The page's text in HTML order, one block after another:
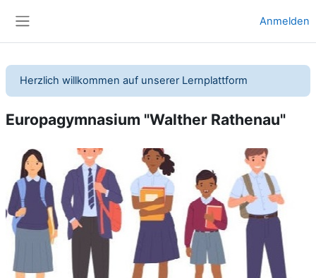
Anmelden
Herzlich willkommen auf unserer Lernplattform
Europagymnasium "Walther Rathenau"